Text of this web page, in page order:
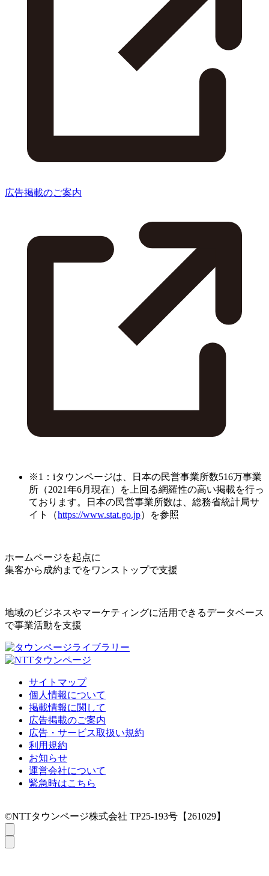
広告掲載のご案内
※1：iタウンページは、日本の民営事業所数516万事業
所（2021年6月現在）を上回る網羅性の高い掲載を行っ
ております。日本の民営事業所数は、総務省統計局サ
イト（https://www.stat.go.jp）を参照
ホームページを起点に
集客から成約までをワンストップで支援
地域のビジネスやマーケティングに活用できるデータベース
で事業活動を支援
サイトマップ
個人情報について
掲載情報に関して
広告掲載のご案内
広告・サービス取扱い規約
利用規約
お知らせ
運営会社について
緊急時はこちら
©NTTタウンページ株式会社 TP25-193号【261029】